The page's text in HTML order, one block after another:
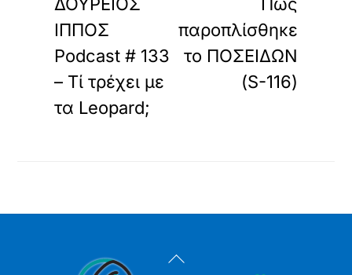
ΙΠΠΟΣ
Podcast # 133
– Τί τρέχει με
τα Leopard;
παροπλίσθηκε
το ΠΟΣΕΙΔΩΝ
(S-116)
Back